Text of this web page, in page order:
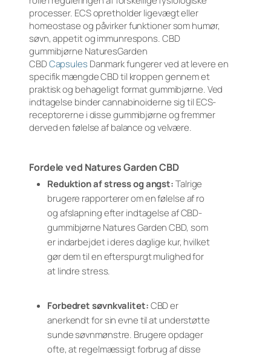
processer. ECS opretholder ligevægt eller
homeostase og påvirker funktioner som humør,
søvn, appetit og immunrespons. CBD
gummibjørne NaturesGarden
CBDCapsulesDanmark fungerer ved at levere en
specifik mængde CBD til kroppen gennem et
praktisk og behageligt format gummibjørne. Ved
indtagelse binder cannabinoiderne sig til ECS-
receptorerne i disse gummibjørne og fremmer
derved en følelse af balance og velvære.
Fordele ved Natures Garden CBD
Reduktion af stress og angst:Talrige
brugere rapporterer om en følelse af ro
og afslapning efter indtagelse af CBD-
gummibjørne Natures Garden CBD, som
er indarbejdet i deres daglige kur, hvilket
gør dem til en efterspurgt mulighed for
at lindre stress.
Forbedret søvnkvalitet:CBD er
anerkendt for sin evne til at understøtte
sunde søvnmønstre. Brugere opdager
ofte, at regelmæssigt forbrug af disse